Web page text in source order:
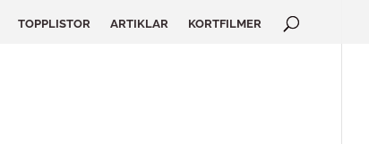
TOPPLISTOR ARTIKLAR KORTFILMER